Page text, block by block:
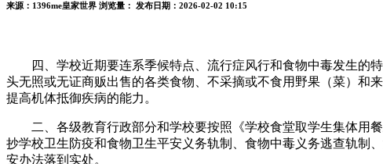
来源：1396me皇家世界 浏览量： 发布日期：2026-02-02 10:15
四、学校近期要连系季候特点、流行症风行和食物中毒发生的特
头无照或无证商贩出售的各类食物、不采摘或不食用野果（菜）和
提高机体抵御疾病的能力。
二、各级教育行政部分和学校要按照《学校食堂取学生集体用餐
抄学校卫生防疫和食物卫生平安义务轨制、食物中毒义务逃查轨制
安办法落到实处。